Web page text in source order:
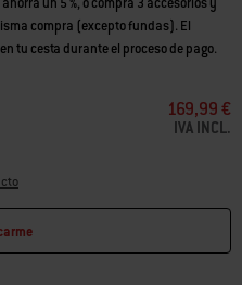
compra (excepto fundas). El
tu cesta durante el proceso de pago.
169,99 €
IVA INCL.